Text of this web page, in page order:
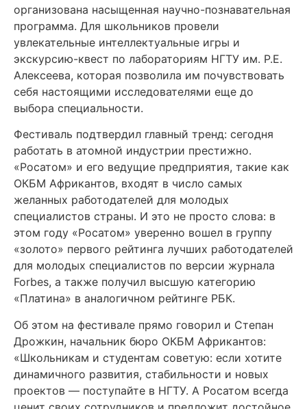
организована насыщенная научно-познавательная
программа. Для школьников провели
увлекательные интеллектуальные игры и
экскурсию-квест по лабораториям НГТУ им. Р.Е.
Алексеева, которая позволила им почувствовать
себя настоящими исследователями еще до
выбора специальности.
Фестиваль подтвердил главный тренд: сегодня
работать в атомной индустрии престижно.
«Росатом» и его ведущие предприятия, такие как
ОКБМ Африкантов, входят в число самых
желанных работодателей для молодых
специалистов страны. И это не просто слова: в
этом году «Росатом» уверенно вошел в группу
«золото» первого рейтинга лучших работодателей
для молодых специалистов по версии журнала
Forbes, а также получил высшую категорию
«Платина» в аналогичном рейтинге РБК.
Об этом на фестивале прямо говорил и Степан
Дрожкин, начальник бюро ОКБМ Африкантов:
«Школьникам и студентам советую: если хотите
динамичного развития, стабильности и новых
проектов — поступайте в НГТУ. А Росатом всегда